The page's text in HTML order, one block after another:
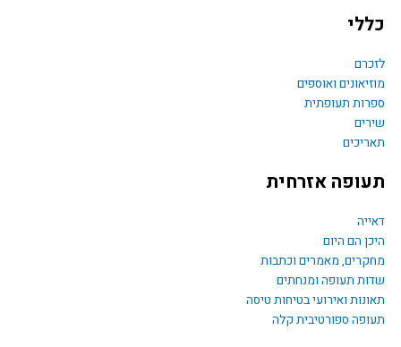
b
o
o
k
כללי
לזכרם
מוזיאונים ואוספים
ספרות תעופתית
שירים
תאריכים
תעופה אזרחית
דאייה
היכן הם היום
מחקרים, מאמרים וכתבות
שדות תעופה ומנחתים
תאונות ואירועי בטיחות טיסה
תעופה ספורטיבית קלה